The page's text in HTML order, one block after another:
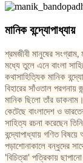
মানিক বন্দ্যোপাধ্যায়
শ্রমজীবী মানুষের
মধ্যে তুলে এনে বাংলা
কথাসাহিত্যিক মানিক
বিহারের সাঁওতাল
মানিক ছিলো তাঁর
কেটেছে বাংলাদেশ ও
সাহিত্য রচনা করেছেন
বন্দ্যোপাধ্যায় গণিত
পড়াশোনাকালে বন্ধুদের
'বিচিত্রা' পত্রিকায়